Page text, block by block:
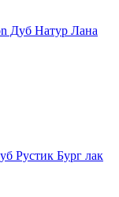
Дуб Натур Лана
Рустик Бург лак